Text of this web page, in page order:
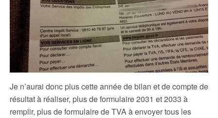
Je n’aurai donc plus cette année de bilan et de compte de
résultat à réaliser, plus de formulaire 2031 et 2033 à
remplir, plus de formulaire de TVA à envoyer tous les